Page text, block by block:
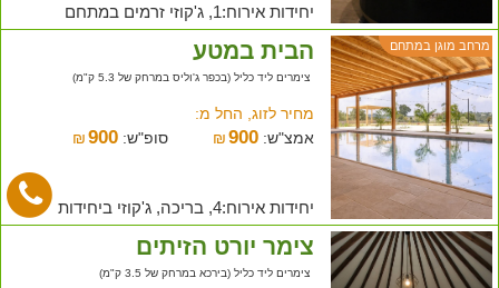
יחידות אירוח:1, ג'קוזי זרמים במתחם
מרחב מוגן במתחם הבית במטע
צימרים ליד כליל (בכפר ג'וליס במרחק של 5.3 ק"מ)
מחיר לזוג, החל מ:
אמצ"ש:
₪900 סופ"ש: ₪ 900
יחידות אירוח:4, בריכה, ג'קוזי ביחידות
צימר יורט הזיתים
צימרים ליד כליל (בירכא במרחק של 3.5 ק"מ)